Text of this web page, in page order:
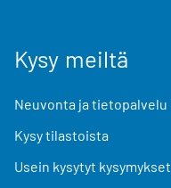
Kysy meiltä
Neuvonta ja tietopalvelu
Kysy tilastoista
Usein kysytyt kysymykset